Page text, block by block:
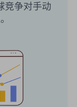
竞争对手动